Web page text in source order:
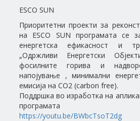
ESCO SUN
Приоритетни проекти за
на ESCO SUN програмата се
енергетска ефикасност и
„Одржливи Енергетски
фосилните горива и
напојување , минимални
емисија на CO2 (carbon free).
Поддршка во изработка на
програмата
https://youtu.be/BWbcTsoT2dg